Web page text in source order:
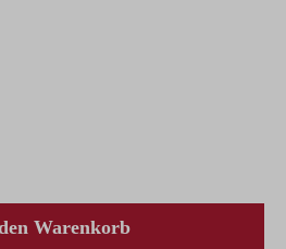
Wert ein oder
Warenkorb